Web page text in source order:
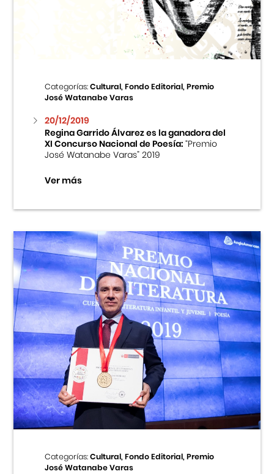
Centro Cultural Peruano Japonés
Museo de la Inmigración Japonesa
Teatro Peruano Japonés
Categorías:Cultural, Fondo Editorial, Premio
José Watanabe Varas
20/12/2019
Regina Garrido Álvarez es la ganadora del
XI Concurso Nacional de Poesía:“Premio
José Watanabe Varas” 2019
Ver más
Categorías:Cultural, Fondo Editorial, Premio
José Watanabe Varas